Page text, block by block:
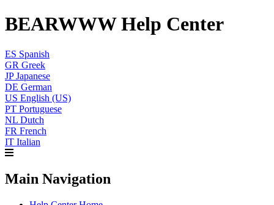
BEARWWW Help Center
ES Spanish
GR Greek
JP Japanese
DE German
US English (US)
PT Portuguese
NL Dutch
FR French
IT Italian
Main Navigation